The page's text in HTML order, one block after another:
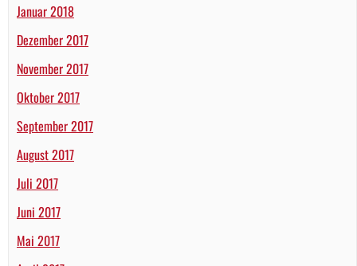
Januar 2018
Dezember 2017
November 2017
Oktober 2017
September 2017
August 2017
Juli 2017
Juni 2017
Mai 2017